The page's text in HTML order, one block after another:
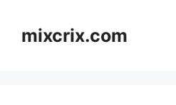
contentmixcrix.com